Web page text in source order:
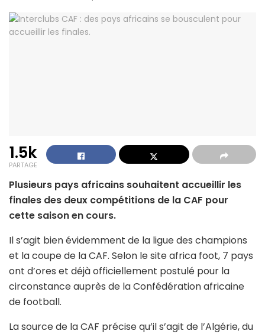
1.5k
PARTAGE
Plusieurs pays africains souhaitent accueillir les
finales des deux compétitions de la CAF pour
cette saison en cours.
Il s’agit bien évidemment de la ligue des champions
et la coupe de la CAF. Selon le site africa foot, 7 pays
ont d’ores et déjà officiellement postulé pour la
circonstance auprès de la Confédération africaine
de football.
La source de la CAF précise qu’il s’agit de l’Algérie, du